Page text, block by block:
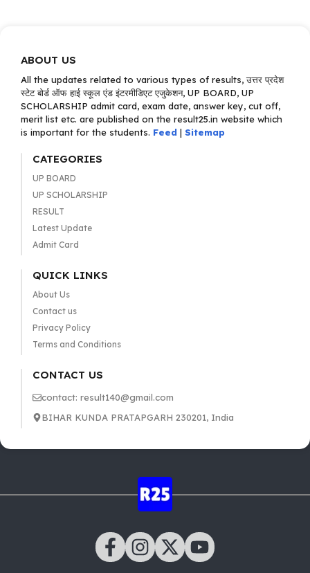
ABOUT US
All the updates related to various types of results, उत्तर प्रदेश
स्टेट बोर्ड ऑफ हाई स्कूल एंड इंटरमीडिएट एजुकेशन, UP BOARD, UP
SCHOLARSHIP admit card, exam date, answer key, cut off,
merit list etc. are published on the result25.in website which
is important for the students. Feed | Sitemap
CATEGORIES
UP BOARD
UP SCHOLARSHIP
RESULT
Latest Update
Admit Card
QUICK LINKS
About Us
Contact us
Privacy Policy
Terms and Conditions
CONTACT US
contact: result140@gmail.com
BIHAR KUNDA PRATAPGARH 230201, India